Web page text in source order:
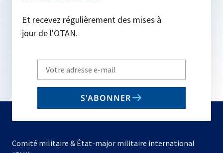
Et recevez régulièrement des mises à
jour de l'OTAN.
Write
your
email
S'ABONNER
Comité militaire & État-major militaire international